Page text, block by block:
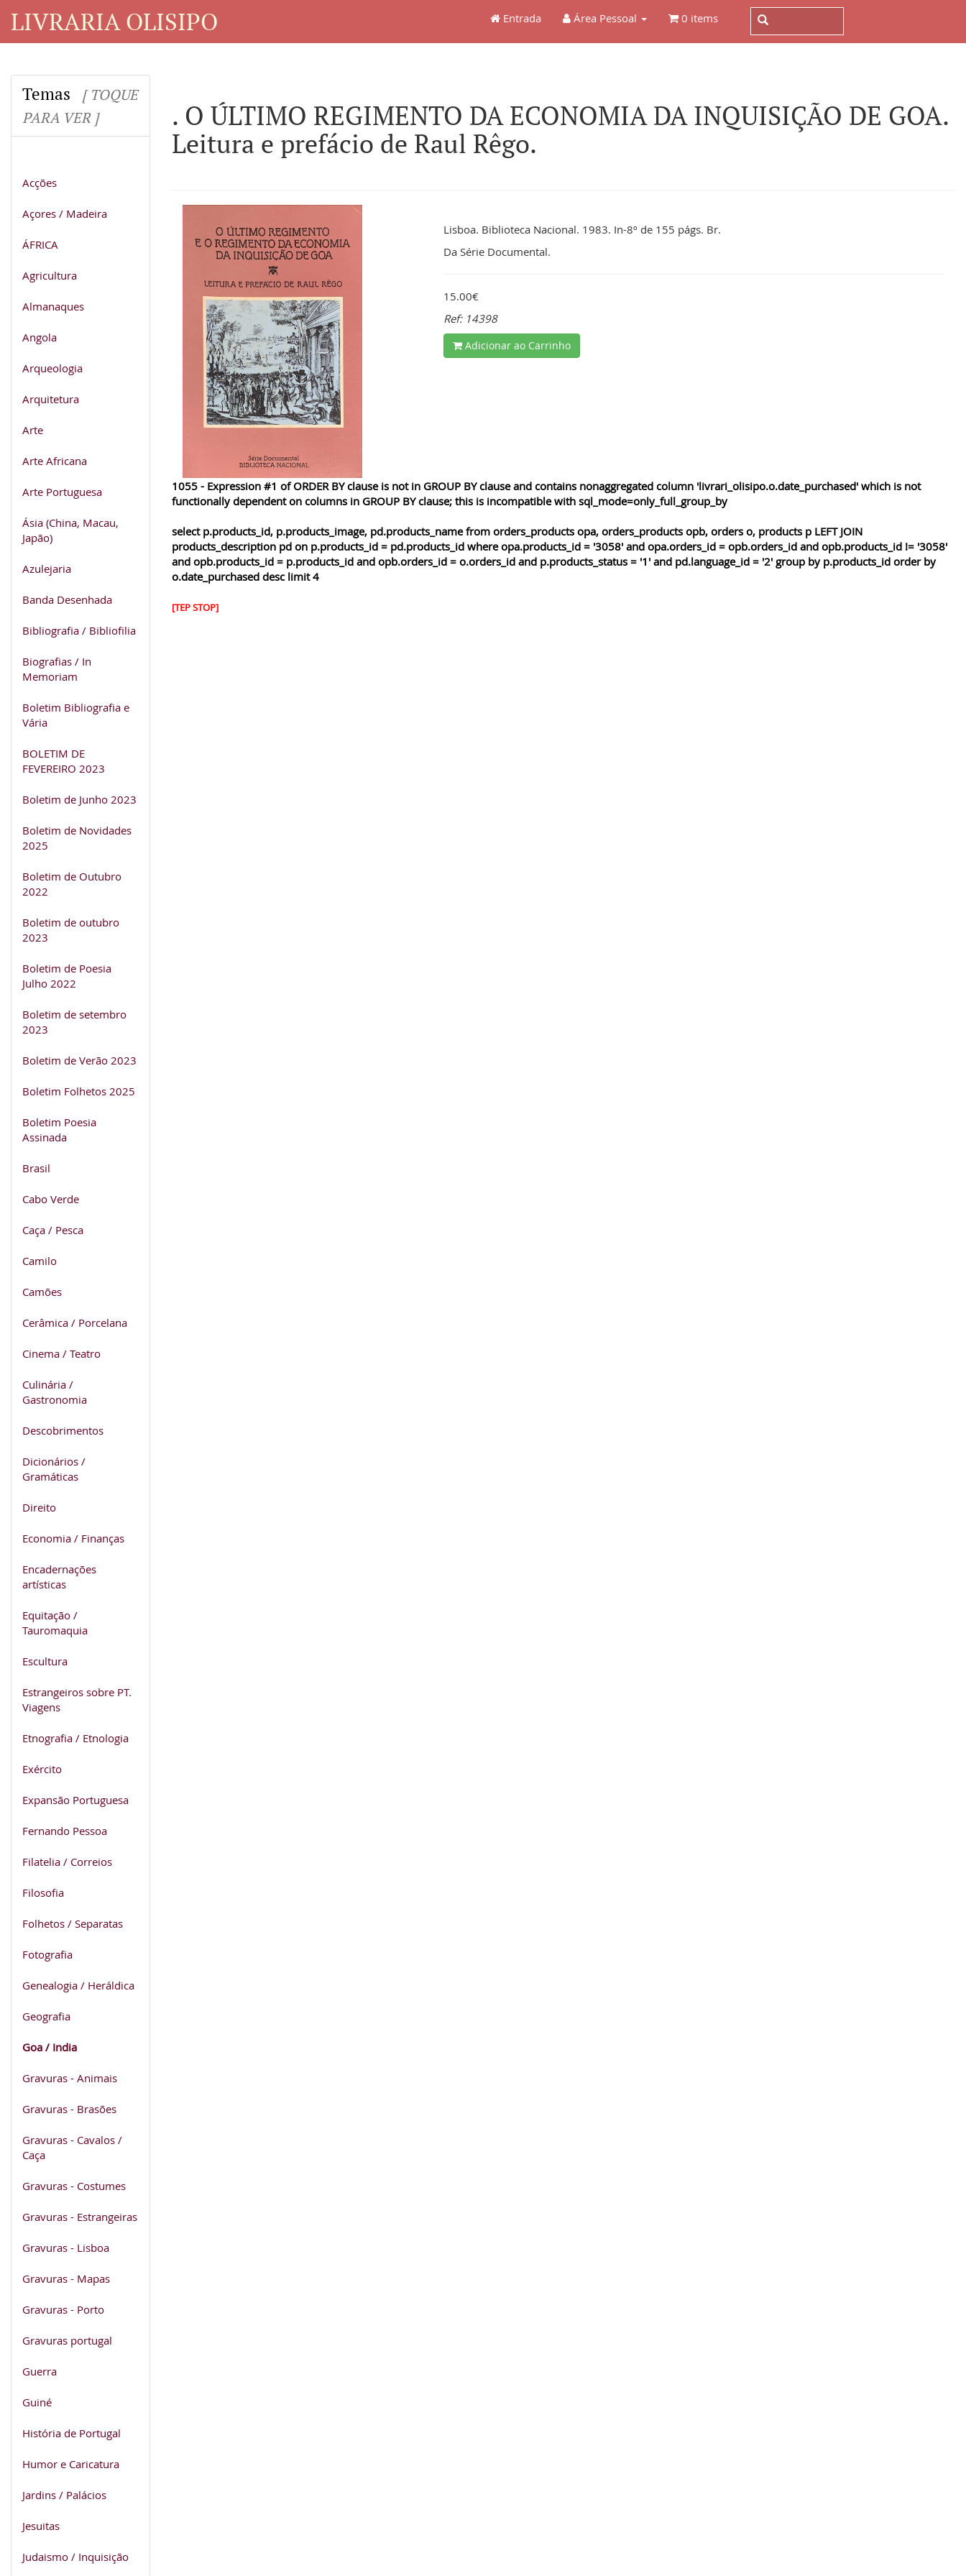
LIVRARIA OLISIPO Entrada Área Pessoal 0 items
Temas
[ TOQUE
PARA VER ]
Acções
Açores / Madeira
ÁFRICA
Agricultura
Almanaques
Angola
Arqueologia
Arquitetura
Arte
Arte Africana
Arte Portuguesa
Ásia (China, Macau,
Japão)
Azulejaria
Banda Desenhada
Bibliografia / Bibliofilia
Biografias / In
Memoriam
Boletim Bibliografia e
Vária
BOLETIM DE
FEVEREIRO 2023
Boletim de Junho 2023
Boletim de Novidades
2025
Boletim de Outubro
2022
Boletim de outubro
2023
Boletim de Poesia
Julho 2022
Boletim de setembro
2023
Boletim de Verão 2023
Boletim Folhetos 2025
Boletim Poesia
Assinada
Brasil
Cabo Verde
Caça / Pesca
Camilo
Camões
Cerâmica / Porcelana
Cinema / Teatro
Culinária /
Gastronomia
Descobrimentos
Dicionários /
Gramáticas
Direito
Economia / Finanças
Encadernações
artísticas
Equitação /
Tauromaquia
Escultura
Estrangeiros sobre PT.
Viagens
Etnografia / Etnologia
Exército
Expansão Portuguesa
Fernando Pessoa
Filatelia / Correios
Filosofia
Folhetos / Separatas
Fotografia
Genealogia / Heráldica
Geografia
Goa / India
Gravuras - Animais
Gravuras - Brasões
Gravuras - Cavalos /
Caça
Gravuras - Costumes
Gravuras - Estrangeiras
Gravuras - Lisboa
Gravuras - Mapas
Gravuras - Porto
Gravuras portugal
Guerra
Guiné
História de Portugal
Humor e Caricatura
Jardins / Palácios
Jesuitas
Judaismo / Inquisição
. O ÚLTIMO REGIMENTO DA ECONOMIA DA INQUISIÇÃO DE GOA.
Leitura e prefácio de Raul Rêgo.
Lisboa. Biblioteca Nacional. 1983. In-8º de 155 págs. Br.
Da Série Documental.
15.00€
Ref: 14398
Adicionar ao Carrinho
1055 - Expression #1 of ORDER BY clause is not in GROUP BY clause and contains nonaggregated column 'livrari_olisipo.o.date_purchased' which is not
functionally dependent on columns in GROUP BY clause; this is incompatible with sql_mode=only_full_group_by
select p.products_id, p.products_image, pd.products_name from orders_products opa, orders_products opb, orders o, products p LEFT JOIN
products_description pd on p.products_id = pd.products_id where opa.products_id = '3058' and opa.orders_id = opb.orders_id and opb.products_id != '3058'
and opb.products_id = p.products_id and opb.orders_id = o.orders_id and p.products_status = '1' and pd.language_id = '2' group by p.products_id order by
o.date_purchased desc limit 4
[TEP STOP]